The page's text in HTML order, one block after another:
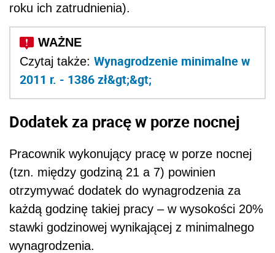
roku ich zatrudnienia).
Czytaj także: Wynagrodzenie minimalne w
2011 r. - 1386 zł&gt;&gt;
Dodatek za pracę w porze nocnej
Pracownik wykonujący pracę w porze nocnej
(tzn. między godziną 21 a 7) powinien
otrzymywać dodatek do wynagrodzenia za
każdą godzinę takiej pracy – w wysokości 20%
stawki godzinowej wynikającej z minimalnego
wynagrodzenia.